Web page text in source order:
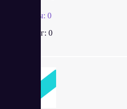
Отзывы: 0
Рейтинг: 0